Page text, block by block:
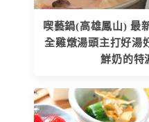
喫藝鍋(高雄鳳山) 最
全雞燉湯頭主打好湯
鮮奶的特